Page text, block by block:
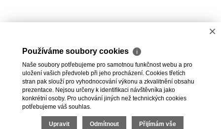
×
Používáme soubory cookies ℹ
Naše soubory potřebujeme pro samotnou funkčnost webu a pro
uložení vašich předvoleb při jeho procházení. Cookies třetích
stran pak slouží pro vyhodnocování výkonu a zkvalitnění obsahu
prezentace. Nejsou určeny k identifikaci návštěvníka jako
konkrétní osoby. Pro uchování jiných než technických cookies
potřebujeme váš souhlas.
Upravit Odmítnout Přijímám vše